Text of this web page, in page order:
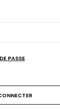
d’effet inhérent
ou plus
à 9 heures. La
fruits,elle doit
PASSE